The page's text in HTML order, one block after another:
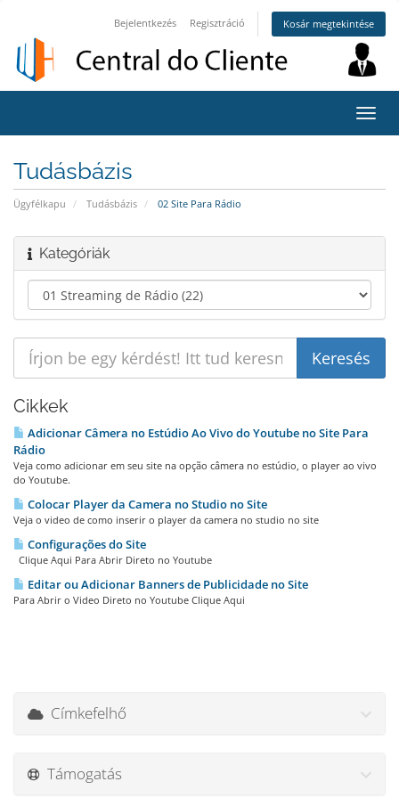
Bejelentkezés Regisztráció Kosár megtekintése
a
Tudásbázis
Ügyfélkapu Tudásbázis 02 Site Para Rádio
Kategóriák
Cikkek
Adicionar Câmera no Estúdio Ao Vivo do Youtube no Site Para
Rádio
Veja como adicionar em seu site na opção câmera no estúdio, o player ao vivo
do Youtube.
Colocar Player da Camera no Studio no Site
Veja o video de como inserir o player da camera no studio no site
Configurações do Site
Clique Aqui Para Abrir Direto no Youtube
Editar ou Adicionar Banners de Publicidade no Site
Para Abrir o Video Direto no Youtube Clique Aqui
Címkefelhő
Támogatás